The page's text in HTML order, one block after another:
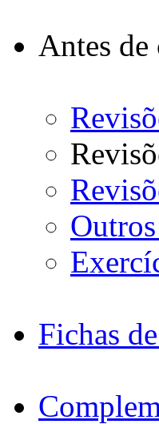
Antes de
Fichas